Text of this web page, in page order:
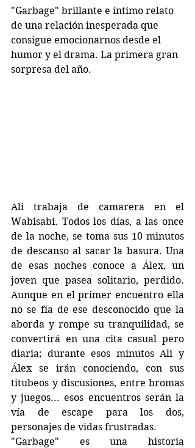
"Garbage" brillante e íntimo relato
de una relación inesperada que
consigue emocionarnos desde el
humor y el drama. La primera gran
sorpresa del año.
Ali trabaja de camarera en el
Wabisabi. Todos los días, a las once
de la noche, se toma sus 10 minutos
de descanso al sacar la basura. Una
de esas noches conoce a Álex, un
joven que pasea solitario, perdido.
Aunque en el primer encuentro ella
no se fía de ese desconocido que la
aborda y rompe su tranquilidad, se
convertirá en una cita casual pero
diaria; durante esos minutos Ali y
Álex se irán conociendo, con sus
titubeos y discusiones, entre bromas
y juegos... esos encuentros serán la
vía de escape para los dos,
personajes de vidas frustradas.
"Garbage" es una historia